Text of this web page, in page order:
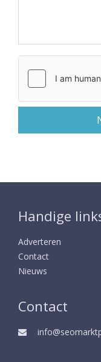
Handige
Adverteren
Contact
Nieuws
Contact